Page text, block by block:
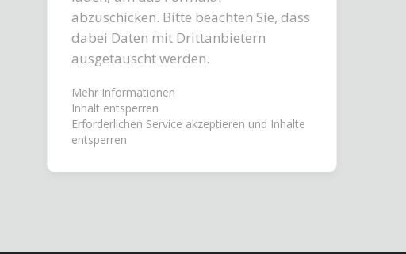
abzuschicken. Bitte beachten Sie, dass
dabei Daten mit Drittanbietern
ausgetauscht werden.
Mehr Informationen
Inhalt entsperren
Erforderlichen Service akzeptieren und Inhalte
entsperren